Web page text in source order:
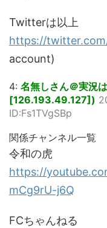
Twitterは以上
https://
account)
4: 名無しさん＠実況
[126.193.49.127])
ID:Fs1TVgSBp
関係チャンネル一覧
令和の虎
https://
mCg9rU-j6Q
FCちゃんねる